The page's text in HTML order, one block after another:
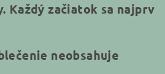
Každý začiatok sa najprv
neobsahuje